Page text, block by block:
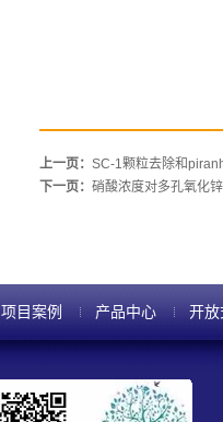
上一页： SC-1颗粒去除和
下一页： 硝酸浓度对多孔氧化
项目案例 产品中心 开放